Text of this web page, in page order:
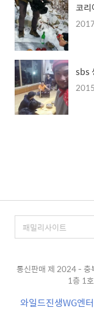
코리
sbs
통신판매 제 2024 -
1층 1
와일드진생WG엔